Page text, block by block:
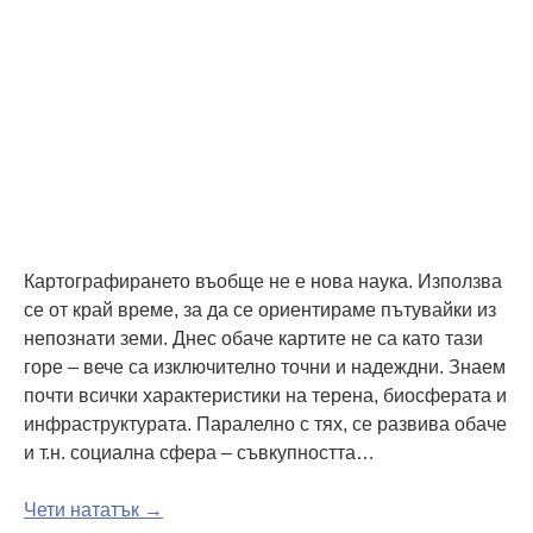
Картографирането въобще не е нова наука. Използва
се от край време, за да се ориентираме пътувайки из
непознати земи. Днес обаче картите не са като тази
горе – вече са изключително точни и надеждни. Знаем
почти всички характеристики на терена, биосферата и
инфраструктурата. Паралелно с тях, се развива обаче
и т.н. социална сфера – съвкупността…
Чети нататък →